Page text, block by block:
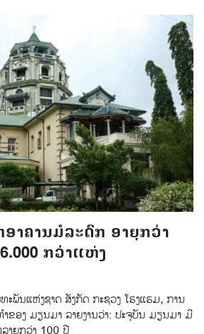
າຄານມໍລະດົກ ອາຍຸກວ່າ
ກວ່າແຫ່ງ
ະພັນແຫ່ງຊາດ ສັງກັດ ກະຊວງ ໂຮງແຮມ, ການ
ຂອງ ມຽນມາ ລາຍງານວ່າ: ປະຈຸບັນ ມຽນມາ ມີ
າຍກວ່າ 100 ປີ